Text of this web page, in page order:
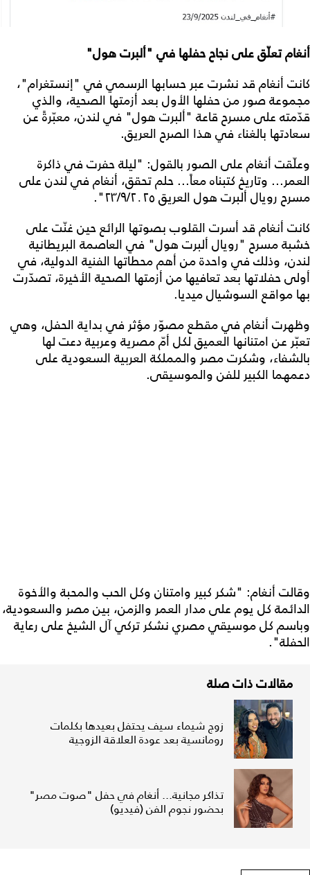
أنغام تعلّق على نجاح حفلها في "ألبرت هول"
كانت أنغام قد نشرت عبر حسابها الرسمي في "إنستغرام"،
مجموعة صور من حفلها الأول بعد أزمتها الصحية، والذي
قدّمته على مسرح قاعة "ألبرت هول" في لندن، معبّرةً عن
سعادتها بالغناء في هذا الصرح العريق.
وعلّقت أنغام على الصور بالقول: "ليلة حفرت في ذاكرة
العمر... وتاريخ كتبناه معاً... حلم تحقق، أنغام في لندن‬ على
مسرح رويال ألبرت هول العريق ٢٣/٩/٢٠٢٥".
كانت أنغام قد أسرت القلوب بصوتها الرائع حين غنّت على
خشبة مسرح "رويال ألبرت هول" في العاصمة البريطانية
لندن، وذلك في واحدة من أهم محطاتها الفنية الدولية، في
أولى حفلاتها بعد تعافيها من أزمتها الصحية الأخيرة، تصدّرت
بها مواقع السوشيال ميديا.
وظهرت أنغام في مقطع مصوّر مؤثر في بداية الحفل، وهي
تعبّر عن امتنانها العميق لكل أمّ مصرية وعربية دعت لها
بالشفاء، وشكرت مصر والمملكة العربية السعودية على
دعمهما الكبير للفن والموسيقى.
وقالت أنغام: "شكر كبير وامتنان وكل الحب والمحبة والأخوة
الدائمة كل يوم على مدار العمر والزمن، بين مصر والسعودية،
وباسم كل موسيقي مصري نشكر تركي آل الشيخ على رعاية
الحفلة".
مقالات ذات صلة
زوج شيماء سيف يحتفل بعيدها بكلمات
رومانسية بعد عودة العلاقة الزوجية
تذاكر مجانية... أنغام في حفل "صوت مصر"
بحضور نجوم الفن (فيديو)